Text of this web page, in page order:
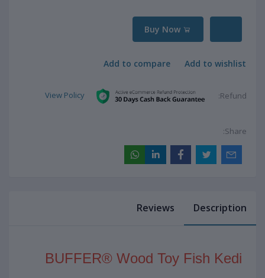
Add to wishlist
Add to compare
Refund:
View Policy
Share:
Description
Reviews
BUFFER® Wood Toy Fish Kedi